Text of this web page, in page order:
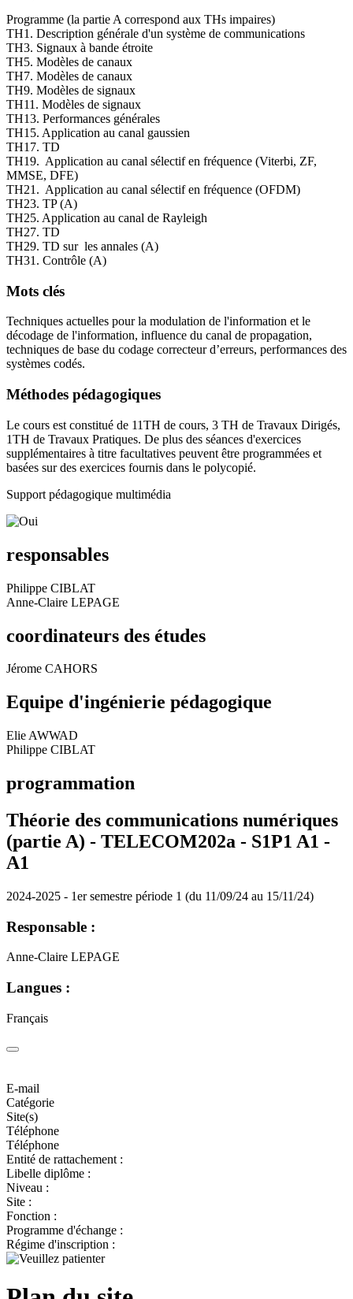
Programme (la partie A correspond aux THs impaires)
TH1. Description générale d'un système de communications
TH3. Signaux à bande étroite
TH5. Modèles de canaux
TH7. Modèles de canaux
TH9. Modèles de signaux
TH11. Modèles de signaux
TH13. Performances générales
TH15. Application au canal gaussien
TH17. TD
TH19. Application au canal sélectif en fréquence (Viterbi, ZF,
MMSE, DFE)
TH21. Application au canal sélectif en fréquence (OFDM)
TH23. TP (A)
TH25. Application au canal de Rayleigh
TH27. TD
TH29. TD sur les annales (A)
TH31. Contrôle (A)
Mots clés
Techniques actuelles pour la modulation de l'information et le
décodage de l'information, influence du canal de propagation,
techniques de base du codage correcteur d’erreurs, performances des
systèmes codés.
Méthodes pédagogiques
Le cours est constitué de 11TH de cours, 3 TH de Travaux Dirigés,
1TH de Travaux Pratiques. De plus des séances d'exercices
supplémentaires à titre facultatives peuvent être programmées et
basées sur des exercices fournis dans le polycopié.
Support pédagogique multimédia
responsables
Philippe CIBLAT
Anne-Claire LEPAGE
coordinateurs des études
Jérome CAHORS
Equipe d'ingénierie pédagogique
Elie AWWAD
Philippe CIBLAT
programmation
Théorie des communications numériques
(partie A) - TELECOM202a - S1P1 A1 -
A1
2024-2025 - 1er semestre période 1 (du 11/09/24 au 15/11/24)
Responsable :
Anne-Claire LEPAGE
Langues :
Français
E-mail
Catégorie
Site(s)
Téléphone
Téléphone
Entité de rattachement :
Libelle diplôme :
Niveau :
Site :
Fonction :
Programme d'échange :
Régime d'inscription :